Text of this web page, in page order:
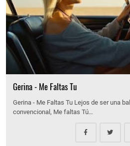
Gerina - Me Faltas Tu
Gerina - Me Faltas Tu Lejos de ser una
convencional, Me faltas Tú…